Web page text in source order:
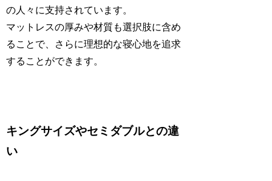
の人々に支持されています。
マットレスの厚みや材質も選択肢に含め
ることで、さらに理想的な寝心地を追求
することができます。
キングサイズやセミダブルとの違
い